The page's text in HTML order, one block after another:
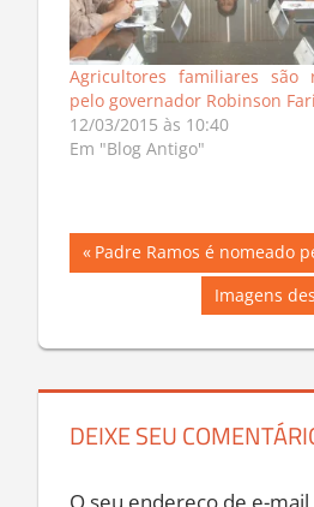
Agricultores familiares são
pelo governador Robinson
12/03/2015 às 10:40
Em "Blog Antigo"
Navegação
Post
Previous
Padre Ramos é nomeado
Next
Imagens
DEIXE SEU